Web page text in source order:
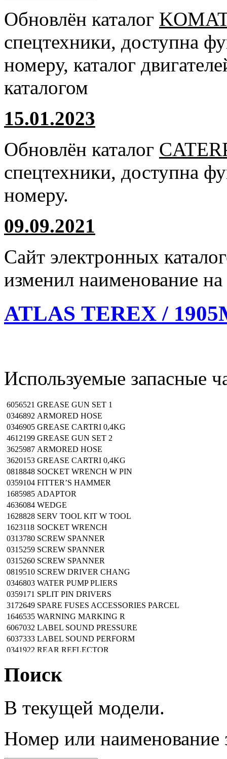
Обновлён каталог
спецтехники, доступна
номеру, каталог
каталогом
15.01.2023
Обновлён каталог
спецтехники, доступна
номеру.
09.09.2021
Сайт электронных
изменил наименование на
ATLAS TEREX /
Используемые запасные
6056521 GREASE GUN SET 1
0346892 ARMORED HOSE
0346905 GREASE CARTRI 0,4KG
4612199 GREASE GUN SET 2
3625987 ARMORED HOSE
3620153 GREASE CARTRI 0,4KG
0818848 SOCKET WRENCH W PIN
0359104 FITTER’S HAMMER
1685985 ADAPTOR
4636084 WEDGE
1628828 SERV TOOL KIT W TOOL
1623118 SOCKET WRENCH
0313780 SCREW SPANNER
0315259 SCREW SPANNER
0315260 SCREW SPANNER
0819510 SCREW DRIVER CHANG
0346803 WATER PUMP PLIERS
0359171 SPLIT PIN DRIVERS
3172649 SPARE FUSES ACCESSORIES PARCEL
1646535 WARNING MARKING R
6067032 LABEL SOUND PRESSURE
6037333 LABEL SOUND PERFORM
0341922 REAR REFLECTOR
6066329 DIRECT PLATE
6067101 DIRECT PLATE
1390763 LABEL ARROW RED
2805245 NONSKID SURFACING
3626659 LABEL SLEW RING LUBR
DESCRIPTION PLATE
Поиск
В текущей модели.
Номер или наименование